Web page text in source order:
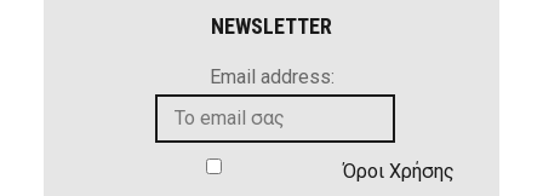
NEWSLETTER
Email address:
Όροι Χρήσης